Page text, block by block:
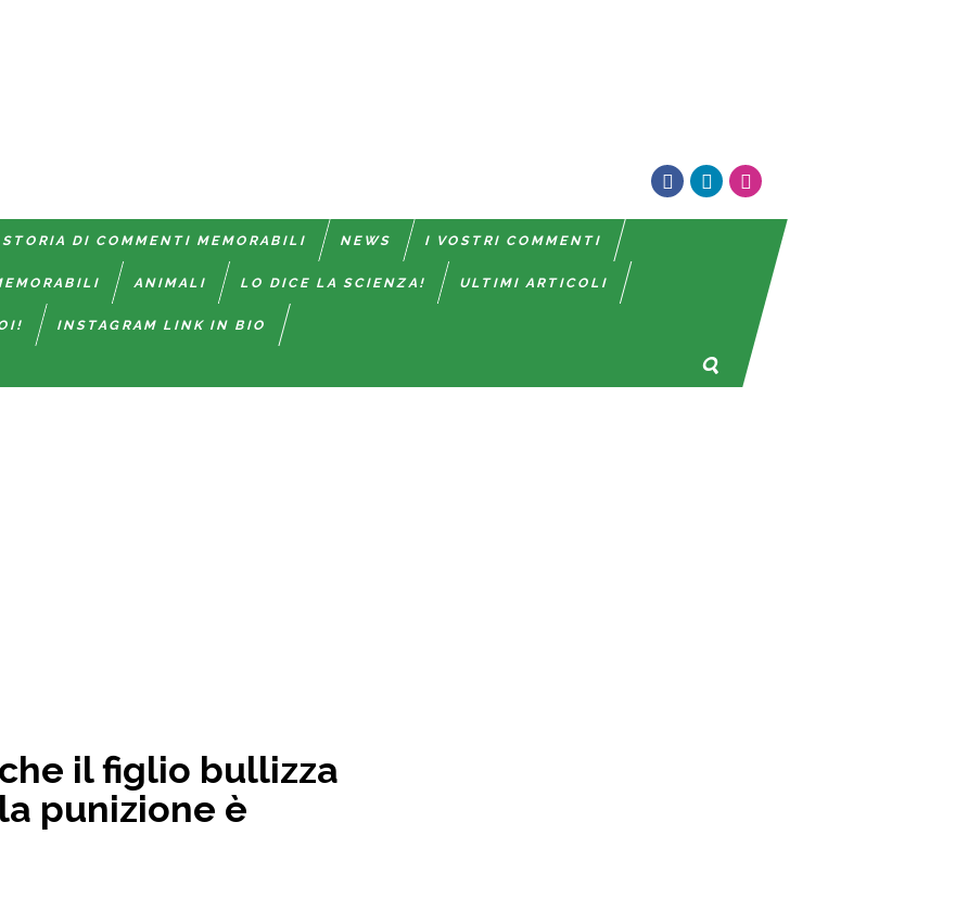
DI COMMENTI MEMORABILI NEWS I VOSTRI COMMENTI
ANIMALI LO DICE LA SCIENZA! ULTIMI ARTICOLI
INSTAGRAM LINK IN BIO
il figlio bullizza
punizione è